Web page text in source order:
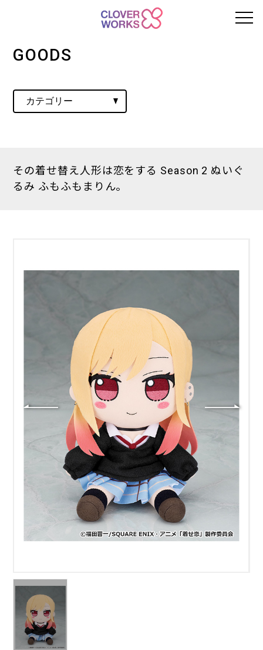
GOODS
その着せ替え人形は恋をする Season 2 ぬいぐ
るみ ふもふもまりん。